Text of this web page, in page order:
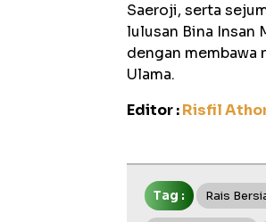
Saeroji, serta
lulusan Bina Insan
dengan
Ulama.
Editor :Risfil
Tag : Rais